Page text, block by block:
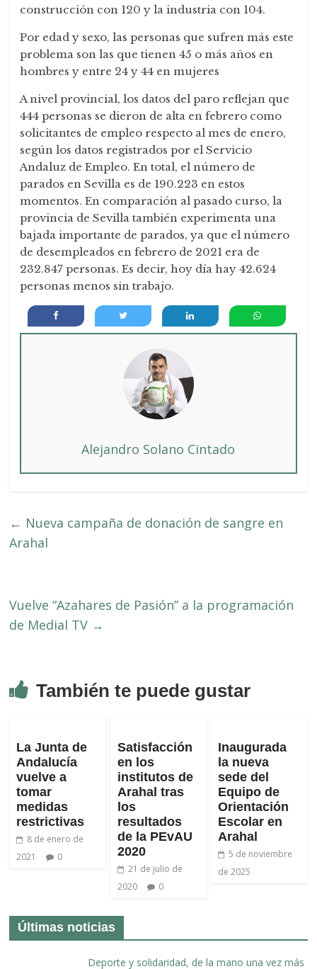
construcción con 120 y la industria con 104.
Por edad y sexo, las personas que sufren más este
problema son las que tienen 45 o más años en
hombres y entre 24 y 44 en mujeres
A nivel provincial, los datos del paro reflejan que
444 personas se dieron de alta en febrero como
solicitantes de empleo respecto al mes de enero,
según los datos registrados por el Servicio
Andaluz de Empleo. En total, el número de
parados en Sevilla es de 190.223 en estos
momentos. En comparación al pasado curso, la
provincia de Sevilla también experimenta una
bajada importante de parados, ya que el número
de desempleados en febrero de 2021 era de
232.847 personas. Es decir, hoy día hay 42.624
personas menos sin trabajo.
Alejandro Solano Cintado
← Nueva campaña de donación de sangre en
Arahal
Vuelve “Azahares de Pasión” a la programación
de Medial TV →
También te puede gustar
La Junta de
Andalucía
vuelve a
tomar
medidas
restrictivas
8 de enero de
2021
0
Satisfacción
en los
institutos de
Arahal tras
los
resultados
de la PEvAU
2020
21 de julio de
2020
0
Inaugurada
la nueva
sede del
Equipo de
Orientación
Escolar en
Arahal
5 de noviembre
de 2025
Últimas noticias
Deporte y solidaridad, de la mano una vez más